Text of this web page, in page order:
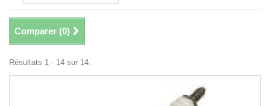
Comparer (0)
Résultats 1 - 14 sur 14.